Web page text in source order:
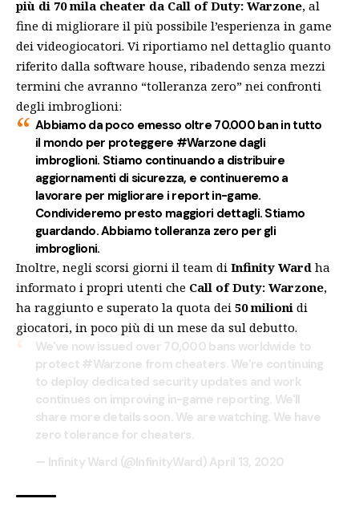
più di 70 mila cheater da Call of Duty: Warzone, al
fine di migliorare il più possibile l’esperienza in game
dei videogiocatori. Vi riportiamo nel dettaglio quanto
riferito dalla software house, ribadendo senza mezzi
termini che avranno “tolleranza zero” nei confronti
degli imbroglioni:
Abbiamo da poco emesso oltre 70.000 ban in tutto
il mondo per proteggere #Warzone dagli
imbroglioni. Stiamo continuando a distribuire
aggiornamenti di sicurezza, e continueremo a
lavorare per migliorare i report in-game.
Condivideremo presto maggiori dettagli. Stiamo
guardando. Abbiamo tolleranza zero per gli
imbroglioni.
Inoltre, negli scorsi giorni il team di Infinity Ward ha
informato i propri utenti che Call of Duty: Warzone,
ha raggiunto e superato la quota dei 50 milioni di
giocatori, in poco più di un mese da sul debutto.
We've now issued over 70,000 bans worldwide to
protect #Warzone from cheaters. We're continuing
to deploy dedicated security updates and work
continues on improving in-game reporting. We'll
share more details soon. We are watching. We have
zero tolerance for cheaters.
— Infinity Ward (@InfinityWard) April 13, 2020